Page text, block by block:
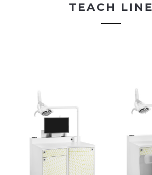
TEACH LINE